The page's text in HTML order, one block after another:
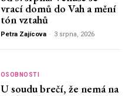
vrací domů do Vah a mění
tón vztahů
Petra Zajícova - 3 srpna, 2026
OSOBNOSTI
U soudu brečí, že nemá na